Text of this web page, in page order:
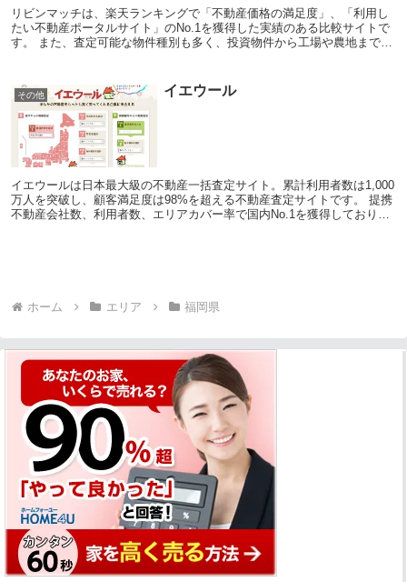
リビンマッチは、楽天ランキングで「不動産価格の満足度」、「利用し
たい不動産ポータルサイト」のNo.1を獲得した実績のある比較サイトで
す。 また、査定可能な物件種別も多く、投資物件から工場や農地まで、
その他 イエウール
イエウールは日本最大級の不動産一括査定サイト。累計利用者数は1,000
万人を突破し、顧客満足度は98%を超える不動産査定サイトです。 提携
不動産会社数、利用者数、エリアカバー率で国内No.1を獲得しており、
ホーム エリア 福岡県